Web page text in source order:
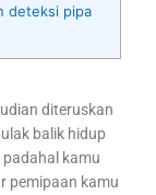
deteksi pipa
diteruskan
balik hidup
kamu
pemipaan kamu